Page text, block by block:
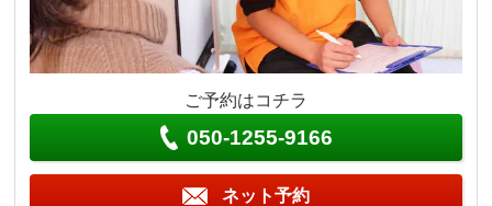
ご予約はコチラ
050-1255-9166
ネット予約